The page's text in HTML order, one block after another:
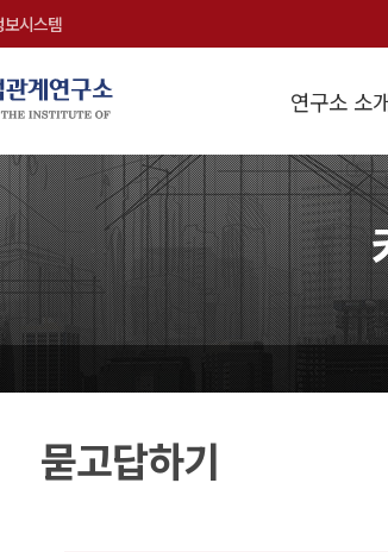
시스템
연구소 소
인사말 개
연구방
묻고답하기